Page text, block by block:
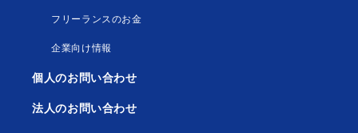
フリーランスのお金
企業向け情報
個人のお問い合わせ
法人のお問い合わせ